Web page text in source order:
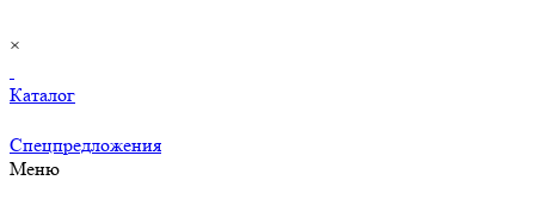
×
Каталог
Cпецпредложения
Меню